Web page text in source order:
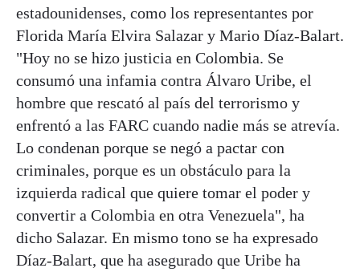
estadounidenses, como los representantes por
Florida María Elvira Salazar y Mario Díaz-Balart.
"Hoy no se hizo justicia en Colombia. Se
consumó una infamia contra Álvaro Uribe, el
hombre que rescató al país del terrorismo y
enfrentó a las FARC cuando nadie más se atrevía.
Lo condenan porque se negó a pactar con
criminales, porque es un obstáculo para la
izquierda radical que quiere tomar el poder y
convertir a Colombia en otra Venezuela", ha
dicho Salazar. En mismo tono se ha expresado
Díaz-Balart, que ha asegurado que Uribe ha